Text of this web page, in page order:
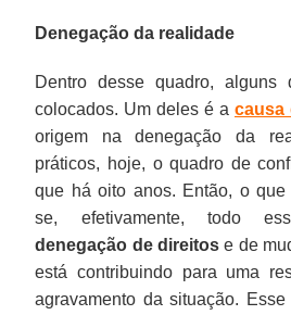
Denegação da realidade
Dentro desse quadro, alguns
colocados. Um deles é a causa
origem na denegação da
práticos, hoje, o quadro de
que há oito anos. Então, o
se, efetivamente, todo
denegação de direitos e de
está contribuindo para uma
agravamento da situação.